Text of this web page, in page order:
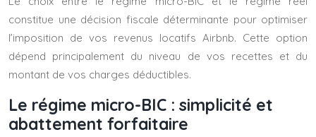
constitue une décision fiscale déterminante pour optimiser
l’imposition de vos revenus locatifs Airbnb. Cette option
dépend principalement du niveau de vos recettes et du
montant de vos charges déductibles.
Le régime micro-BIC : simplicité et
abattement forfaitaire